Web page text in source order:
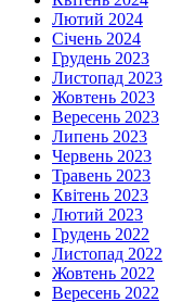
Лютий 2024
Січень 2024
Грудень 2023
Листопад 2023
Жовтень 2023
Вересень 2023
Липень 2023
Червень 2023
Травень 2023
Квітень 2023
Лютий 2023
Грудень 2022
Листопад 2022
Жовтень 2022
Вересень 2022